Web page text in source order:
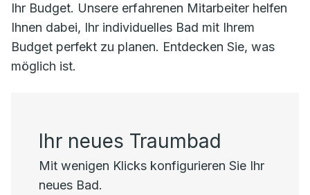
Ihr Budget. Unsere erfahrenen Mitarbeiter helfen
Ihnen dabei, Ihr individuelles Bad mit Ihrem
Budget perfekt zu planen. Entdecken Sie, was
möglich ist.
Ihr neues Traumbad
Mit wenigen Klicks konfigurieren Sie Ihr
neues Bad.